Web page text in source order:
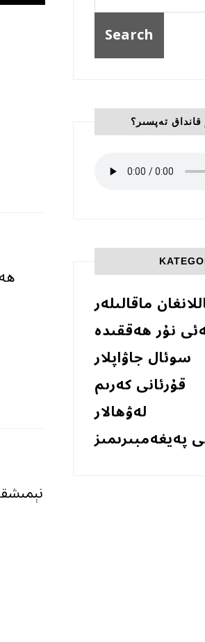
تەپسىر؟
ماقالىلەر
نۇر ھەققىدە
سوئال جاۋاپلار
قۇرئانى كەرىم
لەۋھالار
پەيغەمبىرىمىز